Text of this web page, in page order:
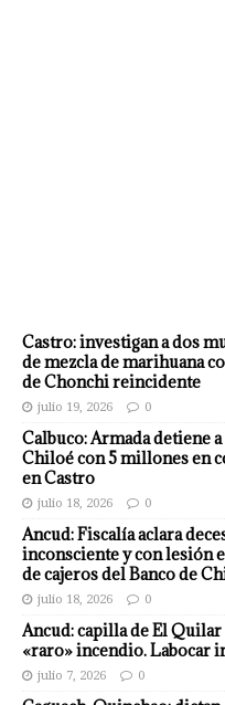
Castro: investigan a dos
de mezcla de marihuana
de Chonchi reincidente
julio 19, 2026 0
Calbuco: Armada detiene
Chiloé con 5 millones en
en Castro
julio 18, 2026 0
Ancud: Fiscalía aclara
inconsciente y con lesión
de cajeros del Banco de
julio 18, 2026 0
Ancud: capilla de El
«raro» incendio. Labocar
julio 7, 2026 0